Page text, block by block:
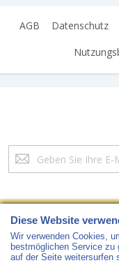
Wir verwenden
machen. Um der
müssen wir um Ihre
Erfahren Sie mehr.
AGB Datenschutz
Melden
Sie
unseren
Newsletter
an:
Copyright © 2018
Diese Website
Wir verwenden Cookies,
bestmöglichen Service zu
auf der Seite weitersurfen